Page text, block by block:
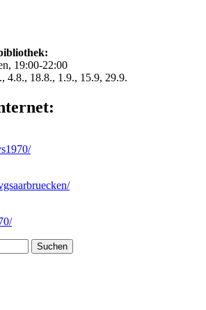
19:00-22:00
4.8., 18.8., 1.9., 15.9, 29.9.